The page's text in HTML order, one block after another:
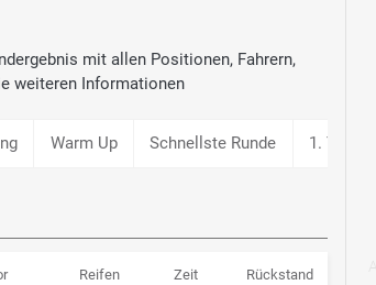
mit allen Positionen, Fahrern,
weiteren Informationen
Warm Up Schnellste Runde 1. Training
Reifen Zeit Rückstand